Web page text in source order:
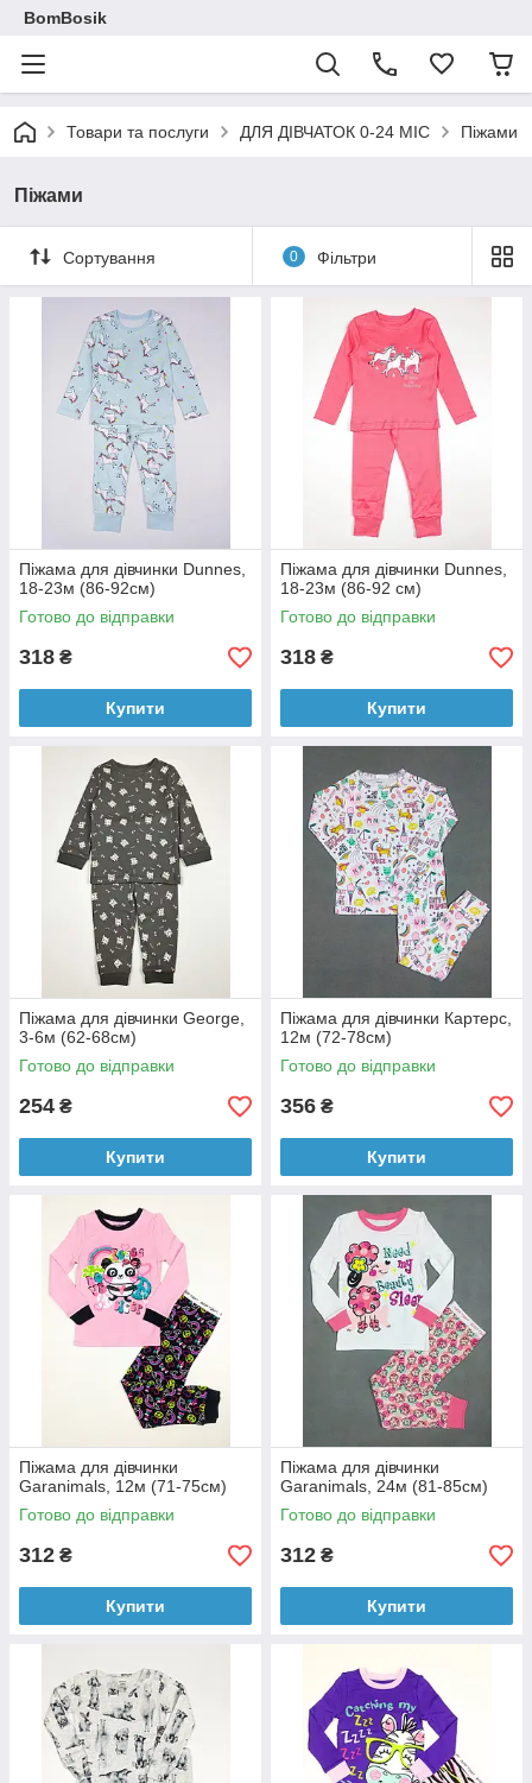
BomBosik
Товари та послуги ДЛЯ ДІВЧАТОК 0-24 МІС Піжами
Піжами
Сортування 0 Фільтри
Піжама для дівчинки Dunnes,
18-23м (86-92см)
Готово до відправки
318 ₴
Купити
Піжама для дівчинки Dunnes,
18-23м (86-92 см)
Готово до відправки
318 ₴
Купити
Піжама для дівчинки George,
3-6м (62-68cм)
Готово до відправки
254 ₴
Купити
Піжама для дівчинки Картерс,
12м (72-78см)
Готово до відправки
356 ₴
Купити
Піжама для дівчинки
Garanimals, 12м (71-75см)
Готово до відправки
312 ₴
Купити
Піжама для дівчинки
Garanimals, 24м (81-85см)
Готово до відправки
312 ₴
Купити